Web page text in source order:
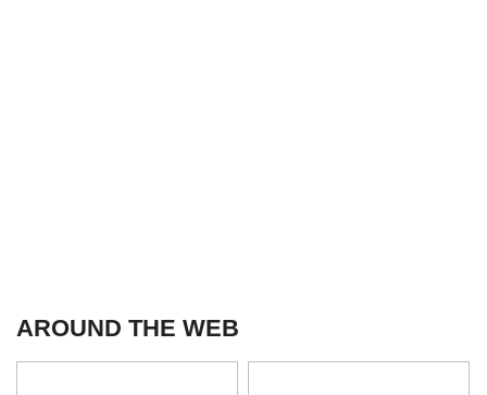
AROUND THE WEB